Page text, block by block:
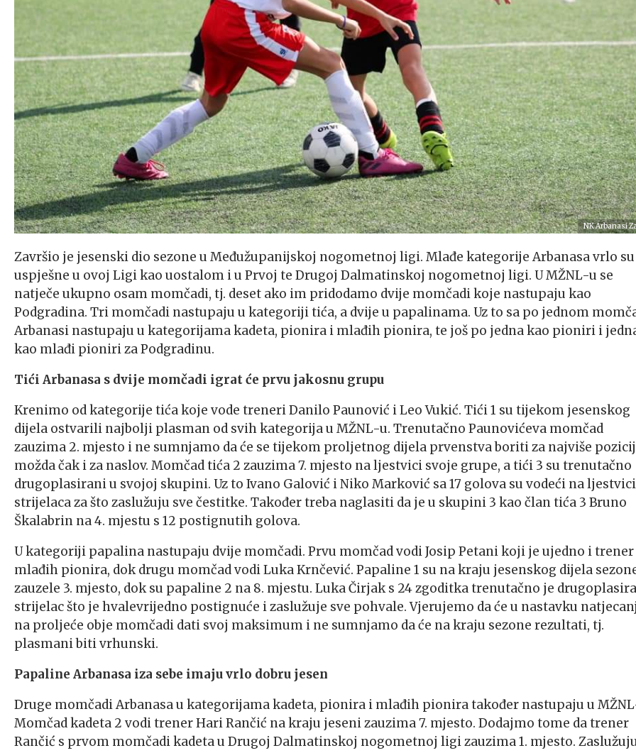
NK Arbanasi
Završio je jesenski dio sezone u Međužupanijskoj nogometnoj ligi. Mlađe kategorije Arbanasa vrlo su
uspješne u ovoj Ligi kao uostalom i u Prvoj te Drugoj Dalmatinskoj nogometnoj ligi. U MŽNL-u se
natječe ukupno osam momčadi, tj. deset ako im pridodamo dvije momčadi koje nastupaju kao
Podgradina. Tri momčadi nastupaju u kategoriji tića, a dvije u papalinama. Uz to sa po jednom
Arbanasi nastupaju u kategorijama kadeta, pionira i mlađih pionira, te još po jedna kao pioniri i
kao mlađi pioniri za Podgradinu.
Tići Arbanasa s dvije momčadi igrat će prvu jakosnu grupu
Krenimo od kategorije tića koje vode treneri Danilo Paunović i Leo Vukić. Tići 1 su tijekom jesenskog
dijela ostvarili najbolji plasman od svih kategorija u MŽNL-u. Trenutačno Paunovićeva momčad
zauzima 2. mjesto i ne sumnjamo da će se tijekom proljetnog dijela prvenstva boriti za najviše
možda čak i za naslov. Momčad tića 2 zauzima 7. mjesto na ljestvici svoje grupe, a tići 3 su trenutačno
drugoplasirani u svojoj skupini. Uz to Ivano Galović i Niko Marković sa 17 golova su vodeći na ljestvici
strijelaca za što zaslužuju sve čestitke. Također treba naglasiti da je u skupini 3 kao član tića 3 Bruno
Škalabrin na 4. mjestu s 12 postignutih golova.
U kategoriji papalina nastupaju dvije momčadi. Prvu momčad vodi Josip Petani koji je ujedno i trener
mlađih pionira, dok drugu momčad vodi Luka Krnčević. Papaline 1 su na kraju jesenskog dijela
zauzele 3. mjesto, dok su papaline 2 na 8. mjestu. Luka Čirjak s 24 zgoditka trenutačno je
strijelac što je hvalevrijedno postignuće i zaslužuje sve pohvale. Vjerujemo da će u nastavku
na proljeće obje momčadi dati svoj maksimum i ne sumnjamo da će na kraju sezone rezultati, tj.
plasmani biti vrhunski.
Papaline Arbanasa iza sebe imaju vrlo dobru jesen
Druge momčadi Arbanasa u kategorijama kadeta, pionira i mlađih pionira također nastupaju u
Momčad kadeta 2 vodi trener Hari Rančić na kraju jeseni zauzima 7. mjesto. Dodajmo tome da trener
Rančić s prvom momčadi kadeta u Drugoj Dalmatinskoj nogometnoj ligi zauzima 1. mjesto.